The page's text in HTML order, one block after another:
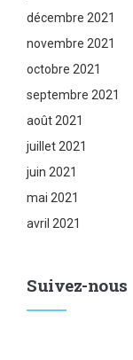
décembre 2021
novembre 2021
octobre 2021
septembre 2021
août 2021
juillet 2021
juin 2021
mai 2021
avril 2021
Suivez-nous